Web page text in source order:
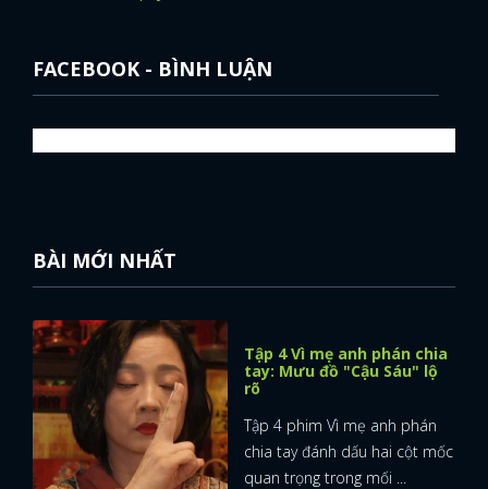
FACEBOOK - BÌNH LUẬN
BÀI MỚI NHẤT
Tập 4 Vì mẹ anh phán chia
tay: Mưu đồ "Cậu Sáu" lộ
rõ
Tập 4 phim Vì mẹ anh phán
chia tay đánh dấu hai cột mốc
quan trọng trong mối ...